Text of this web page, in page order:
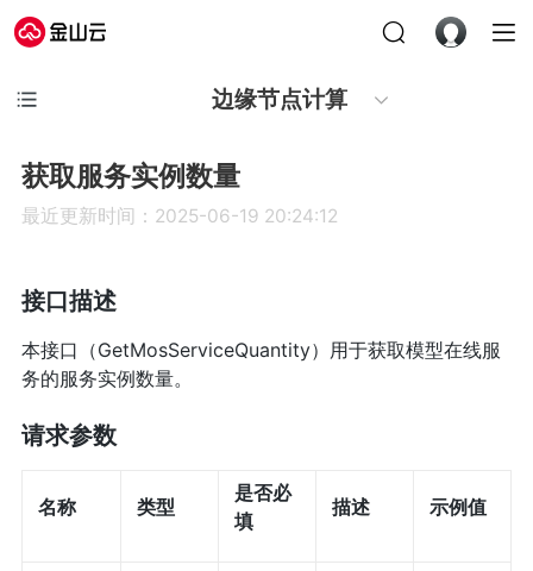
边缘节点计算
获取服务实例数量
最近更新时间：2025-06-19 20:24:12
接口描述
本接口（GetMosServiceQuantity）用于获取模型在线服
务的服务实例数量。
请求参数
名称 类型
是否必
填
描述 示例值